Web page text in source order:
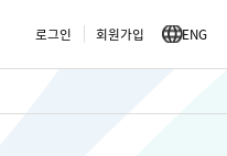
로그인 회원가입 ENG